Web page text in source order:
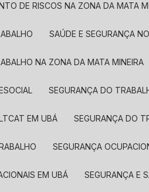
DE RISCOS NA ZONA DA MATA
SAÚDE E SEGURANÇA
NA ZONA DA MATA MINEIRA
SEGURANÇA DO
EM UBÁ SEGURANÇA DO
SEGURANÇA
EM UBÁ SEGURANÇA